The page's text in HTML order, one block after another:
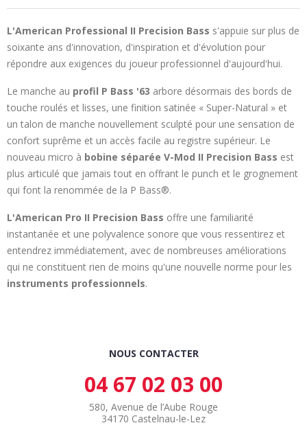
L'American Professional II Precision Bass s'appuie sur plus de
soixante ans d'innovation, d'inspiration et d'évolution pour
répondre aux exigences du joueur professionnel d'aujourd'hui.
Le manche au profil P Bass '63 arbore désormais des bords de
touche roulés et lisses, une finition satinée « Super-Natural » et
un talon de manche nouvellement sculpté pour une sensation de
confort suprême et un accès facile au registre supérieur. Le
nouveau micro à bobine séparée V-Mod II Precision Bass est
plus articulé que jamais tout en offrant le punch et le grognement
qui font la renommée de la P Bass®.
L'American Pro II Precision Bass offre une familiarité
instantanée et une polyvalence sonore que vous ressentirez et
entendrez immédiatement, avec de nombreuses améliorations
qui ne constituent rien de moins qu'une nouvelle norme pour les
instruments professionnels.
NOUS CONTACTER
04 67 02 03 00
580, Avenue de l’Aube Rouge
34170 Castelnau-le-Lez